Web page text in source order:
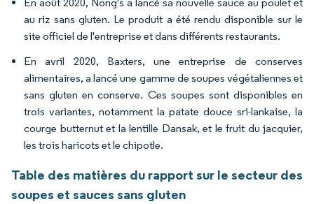
En août 2020, Nong's a lancé sa nouvelle sauce au poulet et
au riz sans gluten. Le produit a été rendu disponible sur le
site officiel de l'entreprise et dans différents restaurants.
En avril 2020, Baxters, une entreprise de conserves
alimentaires, a lancé une gamme de soupes végétaliennes et
sans gluten en conserve. Ces soupes sont disponibles en
trois variantes, notamment la patate douce sri-lankaise, la
courge butternut et la lentille Dansak, et le fruit du jacquier,
les trois haricots et le chipotle.
Table des matières du rapport sur le secteur des
soupes et sauces sans gluten